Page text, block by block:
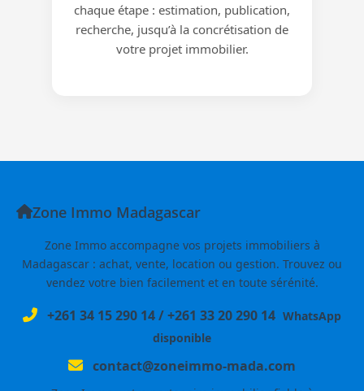
chaque étape : estimation, publication,
recherche, jusqu’à la concrétisation de
votre projet immobilier.
Zone Immo Madagascar
Zone Immo accompagne vos projets immobiliers à
Madagascar : achat, vente, location ou gestion. Trouvez ou
vendez votre bien facilement et en toute sérénité.
+261 34 15 290 14/+261 33 20 290 14 WhatsApp
disponible
contact@zoneimmo-mada.com